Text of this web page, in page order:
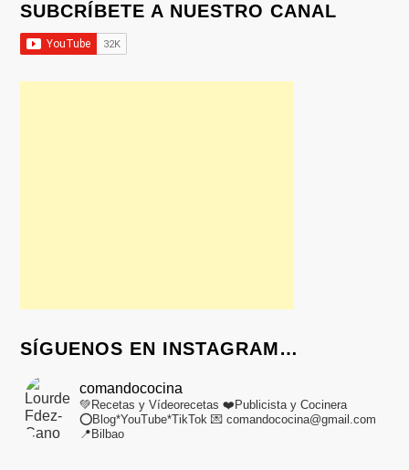
SUBCRÍBETE A NUESTRO CANAL
SÍGUENOS EN INSTAGRAM…
comandococina
💚Recetas y Vídeorecetas ❤️Publicista y Cocinera
⭕Blog*YouTube*TikTok 💌 comandococina@gmail.com
📍Bilbao